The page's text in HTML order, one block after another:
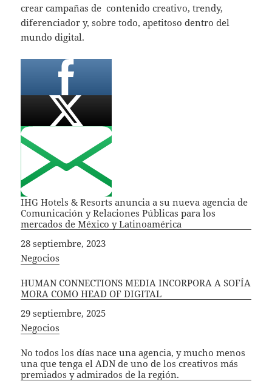
crear campañas de contenido creativo, trendy,
diferenciador y, sobre todo, apetitoso dentro del
mundo digital.
IHG Hotels & Resorts anuncia a su nueva agencia de
Comunicación y Relaciones Públicas para los
mercados de México y Latinoamérica
Fecha
28 septiembre, 2023
In relation to
Negocios
HUMAN CONNECTIONS MEDIA INCORPORA A SOFÍA
MORA COMO HEAD OF DIGITAL
Fecha
29 septiembre, 2025
In relation to
Negocios
No todos los días nace una agencia, y mucho menos
una que tenga el ADN de uno de los creativos más
premiados y admirados de la región.